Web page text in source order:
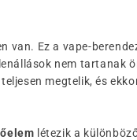
van. Ez a vape-
nem tartanak
megtelik, és
létezik a